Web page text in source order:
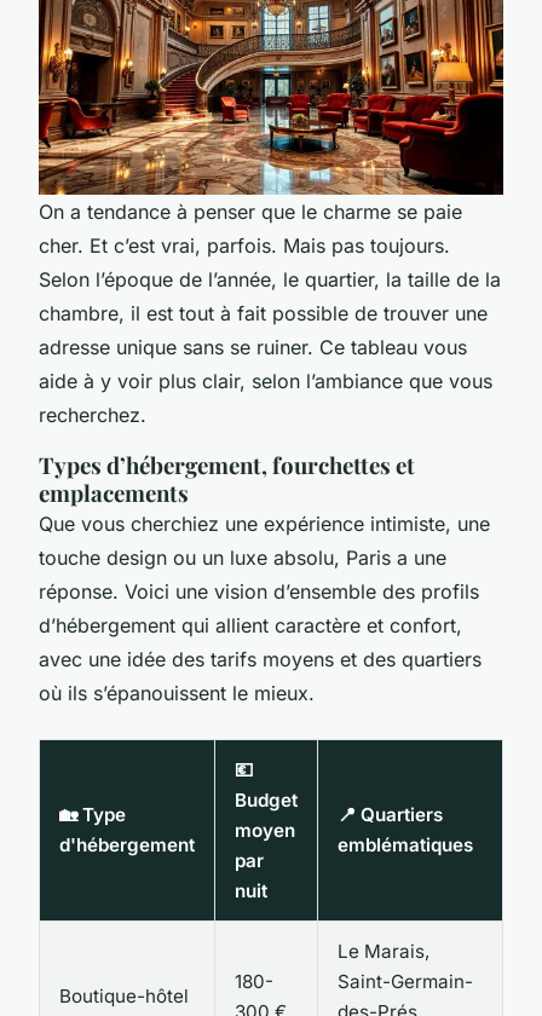
On a tendance à penser que le charme se paie
cher. Et c’est vrai, parfois. Mais pas toujours.
Selon l’époque de l’année, le quartier, la taille de la
chambre, il est tout à fait possible de trouver une
adresse unique sans se ruiner. Ce tableau vous
aide à y voir plus clair, selon l’ambiance que vous
recherchez.
Types d’hébergement, fourchettes et
emplacements
Que vous cherchiez une expérience intimiste, une
touche design ou un luxe absolu, Paris a une
réponse. Voici une vision d’ensemble des profils
d’hébergement qui allient caractère et confort,
avec une idée des tarifs moyens et des quartiers
où ils s’épanouissent le mieux.
🏡 Type
d'hébergement
💶
Budget
moyen
par
nuit
📍 Quartiers
emblématiques
Boutique-hôtel
180-
Le Marais,
Saint-Germain-